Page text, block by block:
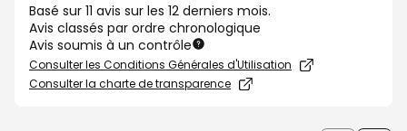
Basé sur 11 avis sur les 12 derniers mois.
Avis classés par ordre chronologique
Avis soumis à un contrôle
Consulter les Conditions Générales d'Utilisation
Consulter la charte de transparence